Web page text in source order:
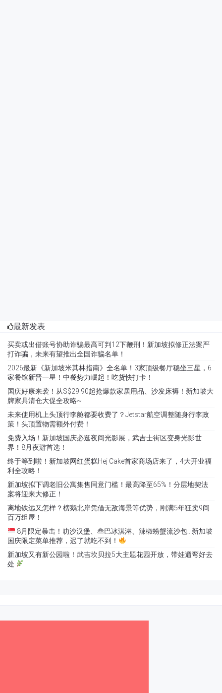
最新发表
买卖或出借账号协助诈骗最高可判12下鞭刑！新加坡拟修正法案严
打诈骗，未来有望推出全国诈骗名单！
2026最新《新加坡米其林指南》全名单！3家顶级餐厅稳坐三星，6
家餐馆新晋一星！中餐势力崛起！吃货快打卡！
国庆好康来袭！从S$29.90起抢爆款家居用品、沙发床褥！新加坡大
牌家具清仓大促全攻略~
未来使用机上头顶行李舱都要收费了？Jetstar航空调整随身行李政
策！头顶置物需额外付费！
免费入场！新加坡国庆必逛夜间光影展，武吉士街区变身光影世
界！8月夜游首选！
终于等到啦！新加坡网红蛋糕Hej Cake首家商场店来了，4大开业福
利全攻略！
新加坡拟下调老旧公寓集售同意门槛！最高降至65%！分层地契法
案将迎来大修正！
离地铁远又怎样？榜鹅北岸凭借无敌海景等优势，刚满5年狂卖9间
百万组屋！
8月限定暴击！叻沙汉堡、叁巴冰淇淋、辣椒螃蟹流沙包…新加坡
国庆限定菜单推荐，迟了就吃不到！
新加坡又有新公园啦！武吉坎贝拉5大主题花园开放，带娃遛弯好去
处